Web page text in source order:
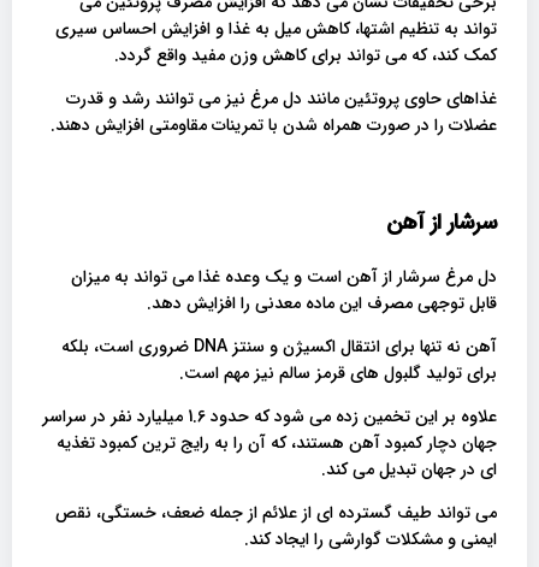
تواند به تنظیم اشتها، کاهش میل به غذا و افزایش احساس سیری
کمک کند، که می تواند برای کاهش وزن مفید واقع گردد.
غذاهای حاوی پروتئین مانند دل مرغ نیز می توانند رشد و قدرت
عضلات را در صورت همراه شدن با تمرینات مقاومتی افزایش دهند.
سرشار از آهن
دل مرغ سرشار از آهن است و یک وعده غذا می تواند به میزان
قابل توجهی مصرف این ماده معدنی را افزایش دهد.
آهن نه تنها برای انتقال اکسیژن و سنتز DNA ضروری است، بلکه
برای تولید گلبول های قرمز سالم نیز مهم است.
علاوه بر این تخمین زده می شود که حدود 1.6 میلیارد نفر در سراسر
جهان دچار کمبود آهن هستند، که آن را به رایج ترین کمبود تغذیه
ای در جهان تبدیل می کند.
می تواند طیف گسترده ای از علائم از جمله ضعف، خستگی، نقص
ایمنی و مشکلات گوارشی را ایجاد کند.